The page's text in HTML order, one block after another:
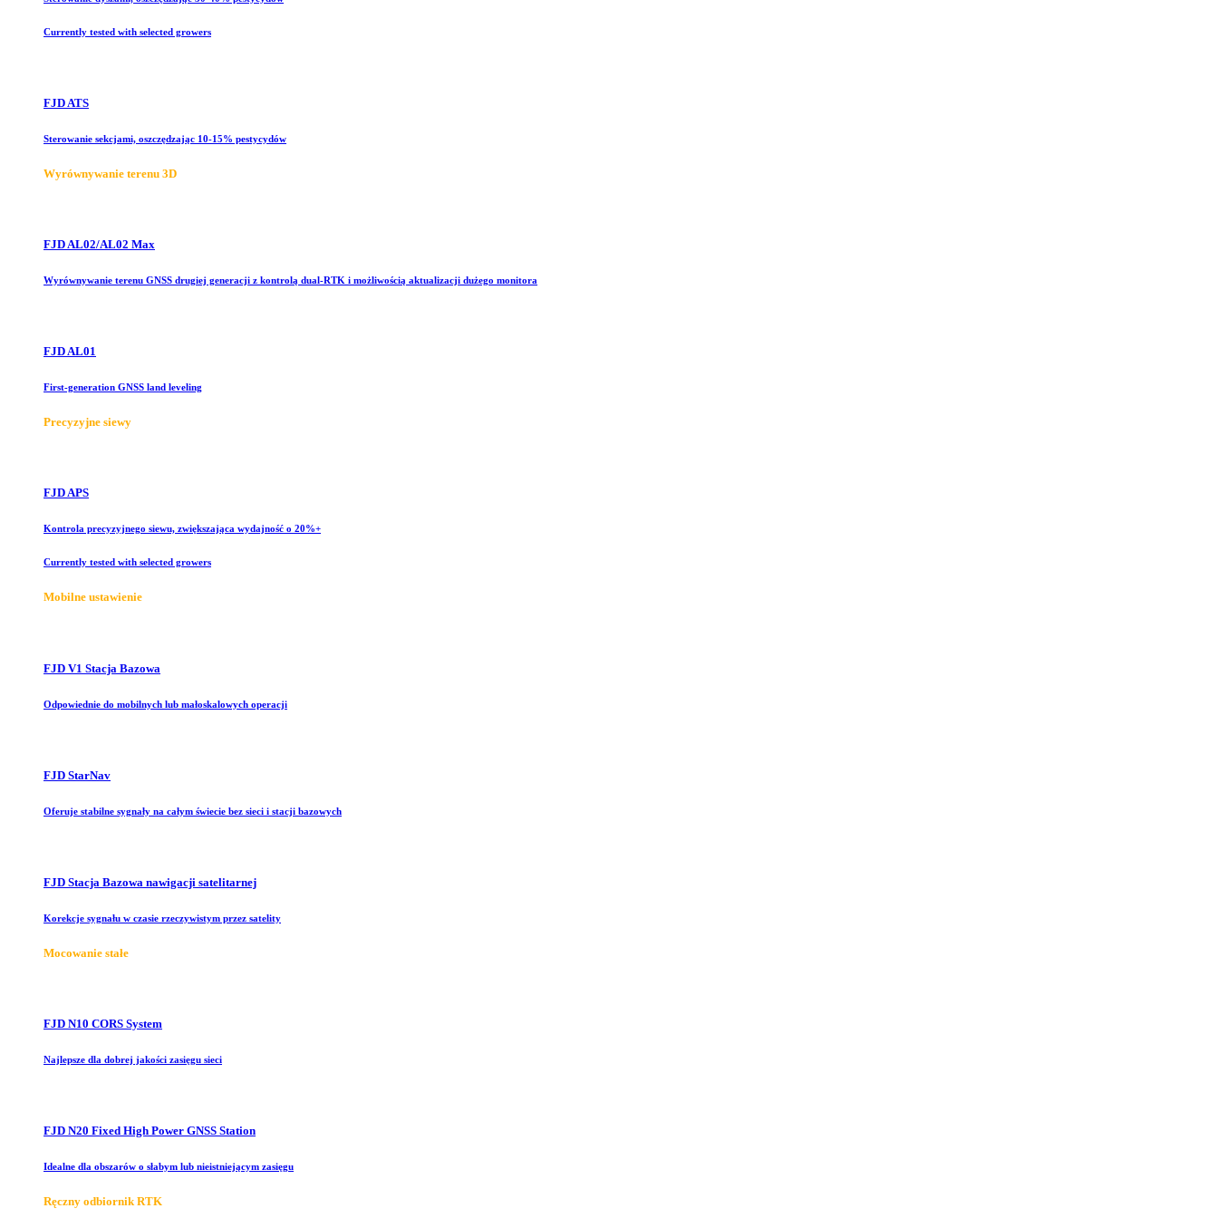
Currently tested with selected growers
FJD ATS
Sterowanie sekcjami, oszczędzając 10-15% pestycydów
Wyrównywanie terenu 3D
FJD AL02/AL02 Max
Wyrównywanie terenu GNSS drugiej generacji z kontrolą dual-RTK i możliwością aktualizacji dużego monitora
FJD AL01
First-generation GNSS land leveling
Precyzyjne siewy
FJD APS
Kontrola precyzyjnego siewu, zwiększająca wydajność o 20%+
Currently tested with selected growers
Mobilne ustawienie
FJD V1 Stacja Bazowa
Odpowiednie do mobilnych lub małoskalowych operacji
FJD StarNav
Oferuje stabilne sygnały na całym świecie bez sieci i stacji bazowych
FJD Stacja Bazowa nawigacji satelitarnej
Korekcje sygnału w czasie rzeczywistym przez satelity
Mocowanie stałe
FJD N10 CORS System
Najlepsze dla dobrej jakości zasięgu sieci
FJD N20 Fixed High Power GNSS Station
Idealne dla obszarów o słabym lub nieistniejącym zasięgu
Ręczny odbiornik RTK